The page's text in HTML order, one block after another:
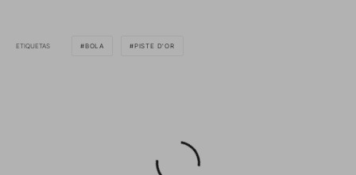
ETIQUETAS BOLA PISTE D'OR